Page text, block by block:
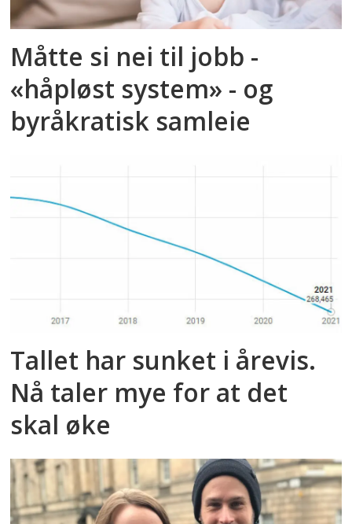
Måtte si nei til jobb -
«håpløst system» - og
byråkratisk samleie
Tallet har sunket i årevis.
Nå taler mye for at det
skal øke